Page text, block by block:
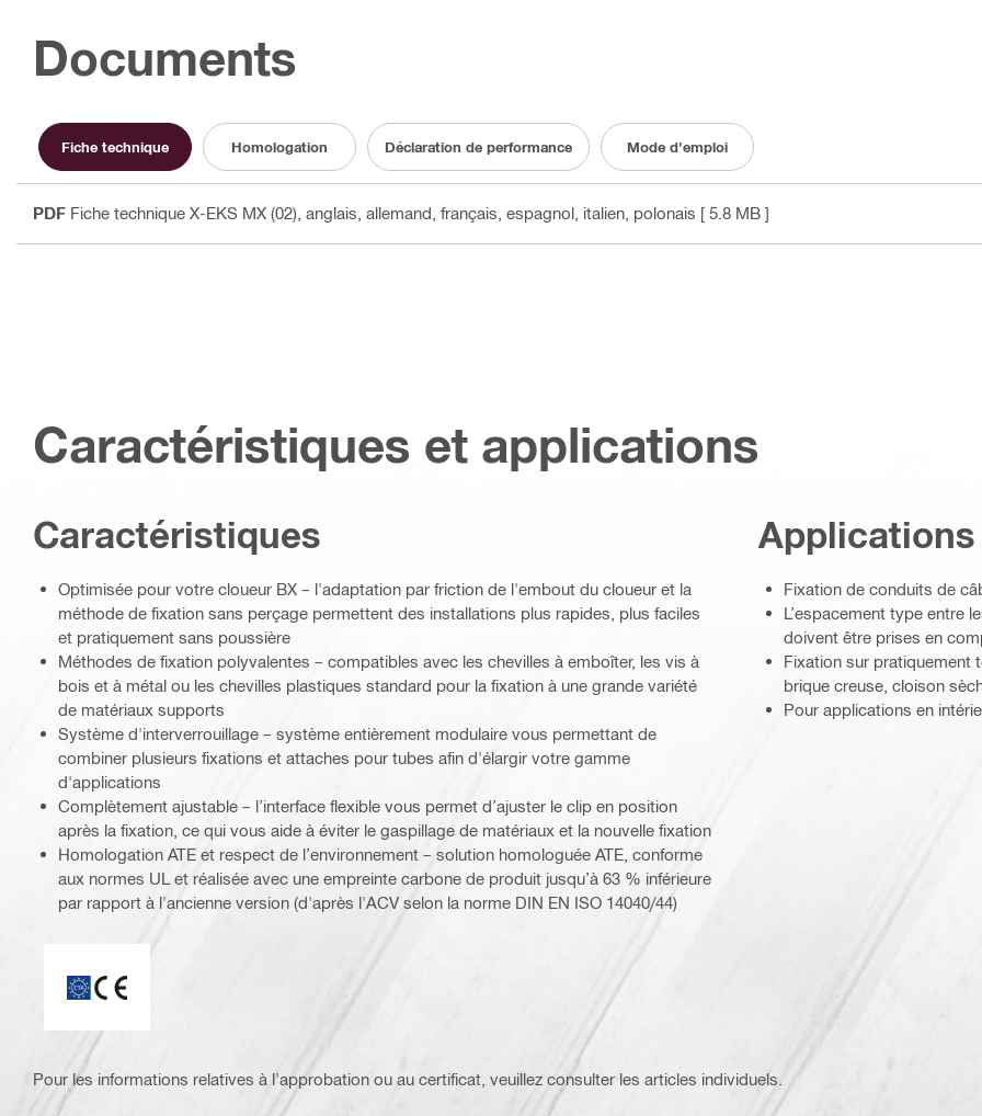
Documents
Fiche technique Homologation Déclaration de performance Mode d'emploi
PDF Fiche technique X-EKS MX (02) , anglais, allemand, français, espagnol, italien, polonais [ 5.8 MB ]
Caractéristiques et applications
Caractéristiques
Optimisée pour votre cloueur BX – l'adaptation par friction de l'embout du cloueur et la
méthode de fixation sans perçage permettent des installations plus rapides, plus faciles
et pratiquement sans poussière
Méthodes de fixation polyvalentes – compatibles avec les chevilles à emboîter, les vis à
bois et à métal ou les chevilles plastiques standard pour la fixation à une grande variété
de matériaux supports
Système d'interverrouillage – système entièrement modulaire vous permettant de
combiner plusieurs fixations et attaches pour tubes afin d'élargir votre gamme
d'applications
Complètement ajustable – l’interface flexible vous permet d’ajuster le clip en position
après la fixation, ce qui vous aide à éviter le gaspillage de matériaux et la nouvelle fixation
Homologation ATE et respect de l’environnement – solution homologuée ATE, conforme
aux normes UL et réalisée avec une empreinte carbone de produit jusqu’à 63 % inférieure
par rapport à l'ancienne version (d'après l'ACV selon la norme DIN EN ISO 14040/44)
Applications
Fixation de conduits de
L’espacement type entre
doivent être prises en
Fixation sur pratiquement
brique creuse, cloison
Pour applications en
Pour les informations relatives à l'approbation ou au certificat, veuillez consulter les articles individuels.